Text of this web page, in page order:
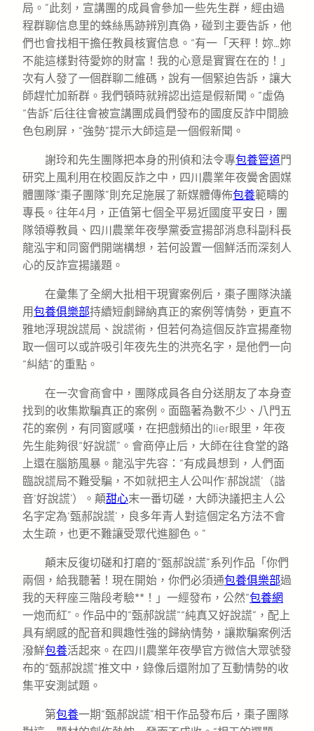
局。”此刻，宣講團的成員會參加一些先生群，經由過
程群聊信息里的蛛絲馬跡辨別真偽，碰到主要告訴，他
們也會找相干擔任教員核實信息。“有一「天秤！妳…妳
不能這樣對待愛妳的財富！我的心意是實實在在的！」
次有人發了一個群聊二維碼，說有一個緊迫告訴，讓大
師趕忙加新群。我們頓時就辨認出這是假新聞。”虛偽
“告訴”后往往會被宣講團成員們發布的國度反詐中間臉
色包刷屏，“強勢”提示大師這是一個假新聞。
謝玲和先生團隊把本身的刑偵和法令專包養管道門
研究上風利用在校園反詐之中，四川農業年夜黌舍園媒
體團隊“棗子團隊”則充足施展了新媒體傳佈包養範疇的
專長。往年4月，正值第七個全平易近國度平安日，團
隊領導教員、四川農業年夜學黨委宣揚部消息科副科長
龍泓宇和同窗們開端構想，若何設置一個鮮活而深刻人
心的反詐宣揚議題。
在彙集了全網大批相干現實案例后，棗子團隊決議
用包養俱樂部持續短劇歸納真正的案例等情勢，更直不
雅地浮現說謊局、說謊術，但若何為這個反詐宣揚產物
取一個可以或許吸引年夜先生的洪亮名字，是他們一向
“糾結”的重點。
在一次會商會中，團隊成員各自分送朋友了本身查
找到的收集欺騙真正的案例。面臨著為數不少、八門五
花的案例，有同窗感嘆，在把戲頻出的lier眼里，年夜
先生能夠很“好說謊”。會商停止后，大師在往食堂的路
上還在腦筋風暴。龍泓宇先容：“有成員想到，人們面
臨說謊局不難受騙，不如就把主人公叫作‘郝說謊’（諧
音‘好說謊’）。顛甜心末一番切磋，大師決議把主人公
名字定為‘甄郝說謊’，良多年青人對這個定名方法不會
太生疏，也更不難讓受眾代進腳色。”
顛末反復切磋和打磨的“甄郝說謊”系列作品「你們
兩個，給我聽著！現在開始，你們必須通包養俱樂部過
我的天秤座三階段考驗**！」一經發布，公然“包養網
一炮而紅”。作品中的“甄郝說謊”“純真又好說謊”，配上
具有網感的配音和興趣性強的歸納情勢，讓欺騙案例活
潑鮮包養活起來。在四川農業年夜學官方微信大眾號發
布的“甄郝說謊”推文中，錄像后還附加了互動情勢的收
集平安測試題。
第包養一期“甄郝說謊”相干作品發布后，棗子團隊